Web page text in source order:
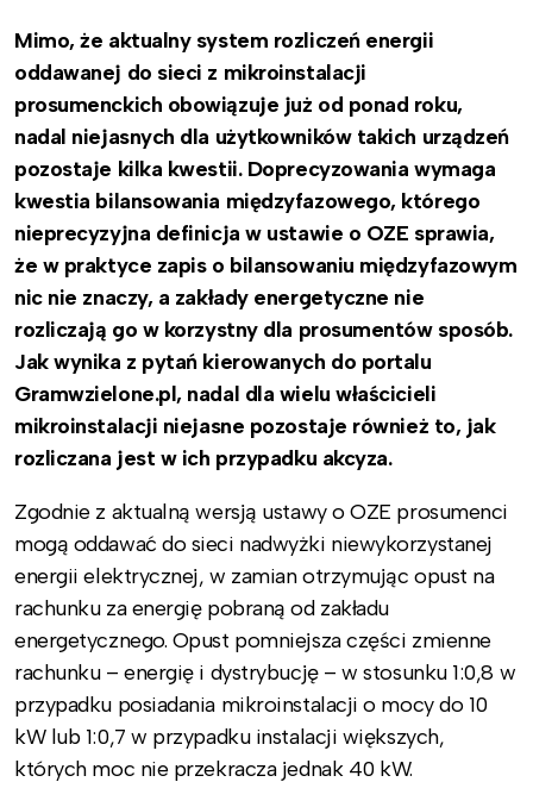
Mimo, że aktualny system rozliczeń energii
oddawanej do sieci z mikroinstalacji
prosumenckich obowiązuje już od ponad roku,
nadal niejasnych dla użytkowników takich urządzeń
pozostaje kilka kwestii. Doprecyzowania wymaga
kwestia bilansowania międzyfazowego, którego
nieprecyzyjna definicja w ustawie o OZE sprawia,
że w praktyce zapis o bilansowaniu międzyfazowym
nic nie znaczy, a zakłady energetyczne nie
rozliczają go w korzystny dla prosumentów sposób.
Jak wynika z pytań kierowanych do portalu
Gramwzielone.pl, nadal dla wielu właścicieli
mikroinstalacji niejasne pozostaje również to, jak
rozliczana jest w ich przypadku akcyza.
Zgodnie z aktualną wersją ustawy o OZE prosumenci
mogą oddawać do sieci nadwyżki niewykorzystanej
energii elektrycznej, w zamian otrzymując opust na
rachunku za energię pobraną od zakładu
energetycznego. Opust pomniejsza części zmienne
rachunku – energię i dystrybucję – w stosunku 1:0,8 w
przypadku posiadania mikroinstalacji o mocy do 10
kW lub 1:0,7 w przypadku instalacji większych,
których moc nie przekracza jednak 40 kW.